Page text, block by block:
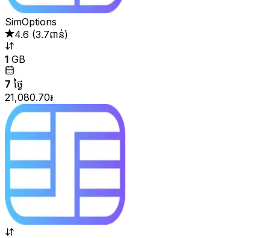
SimOptions
4.6 (3.7ពាន់)
1 GB
7 ថ្ងៃ
21,080.70៛